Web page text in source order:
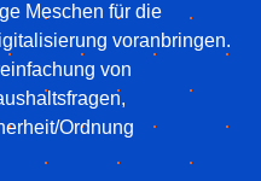
Meschen für die
voranbringen.
von
Ordnung